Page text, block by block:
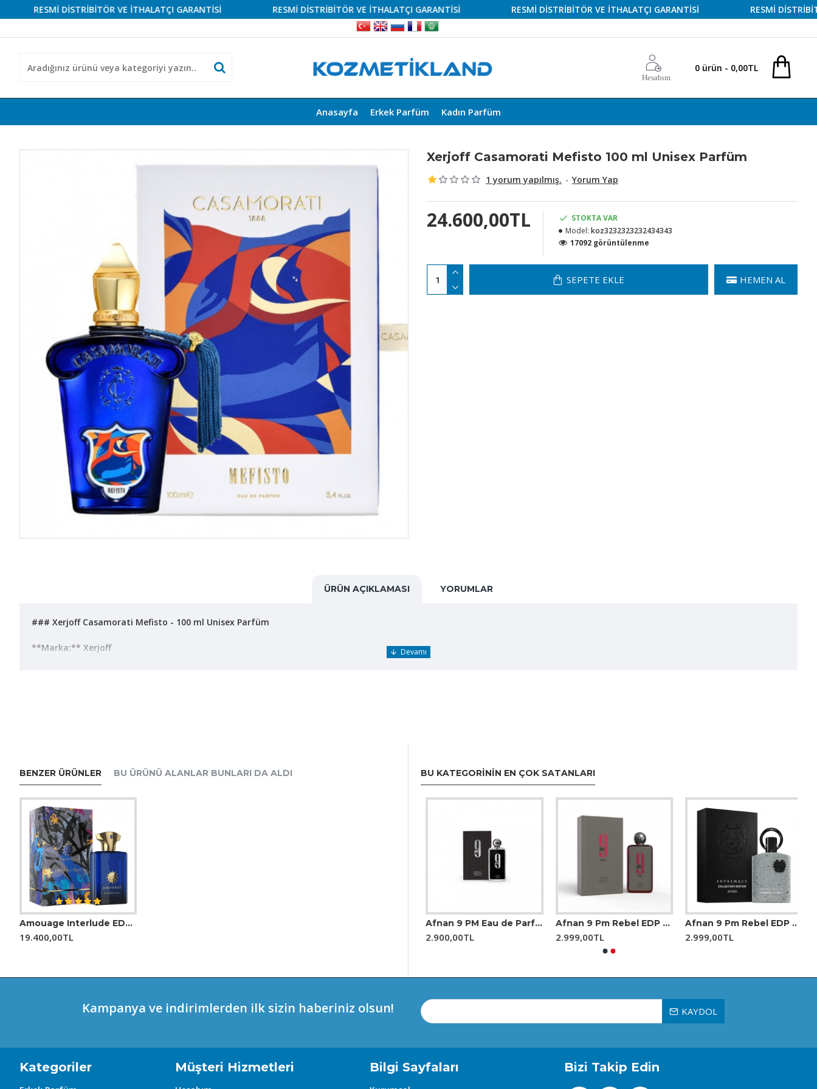
RESMİ DİSTRİBİTÖR VE İTHALATÇI GARANTİSİ RESMİ DİSTRİBİTÖR VE İTHALATÇI GARANTİSİ RESMİ DİSTRİBİTÖR VE İTHALATÇI GARANTİSİ RESMİ DİSTRİBİTÖR
Hesabım
0 ürün - 0,00TL
Anasayfa Erkek Parfüm Kadın Parfüm
Xerjoff Casamorati Mefisto 100 ml Unisex Parfüm
1 yorum yapılmış. - Yorum Yap
24.600,00TL
STOKTA VAR
Model: koz3232323232434343
17092 görüntülenme
SEPETE EKLE HEMEN AL
ÜRÜN AÇIKLAMASI YORUMLAR
### Xerjoff Casamorati Mefisto - 100 ml Unisex Parfüm
**Marka:** Xerjoff
#### Koku Notaları
- **Üst Notalar:**
- **Bergamot:** Ferahlatıcı ve canlı bir başlangıç sağlar.
- **Limon:** Taze ve canlandırıcı bir nota ekleyerek enerji katar.
- **Narenciye:** Farklı citrus notaları, parfüme canlandırıcı bir doku ekler.
- **Orta Notalar:**
- **Gül:** Feminen ve zarif bir floral nota sunar.
- **Lavanta:** Aromatik ve rahatlatıcı bir doku ile parfümün derinliğini artırır.
- **Baharatlar:** Hafif baharatlı notalar, parfüme zenginlik katar.
- **Alt Notalar:**
- **Amber:** Sıcak ve etkileyici bir kapanış sağlar.
#### Şişe Tasarımı
Xerjoff Casamorati Mefisto, lüks bir şişe tasarımıyla dikkat çeker. Zarif ve klasik hatlara sahip olan şişe, değerli bir parça olarak banyolarınızı veya makyaj masalarınızı süsler.
Mefisto, hem gündüz hem de gece kullanımı için uygundur. Ofiste, sosyal etkinliklerde ya da romantik buluşmalarda mükemmel bir seçimdir. Unisex yapısıyla hem erkekler hem
BENZER ÜRÜNLER BU ÜRÜNÜ ALANLAR BUNLARI DA ALDI
Amouage Interlude EDP 100 Ml Erkek Parfüm
19.400,00TL
BU KATEGORININ EN ÇOK SATANLARI
Afnan 9 PM Eau de Parfum EDP 100 ml Erkek Parfüm
2.900,00TL
Afnan 9 Pm Rebel EDP 100 ml Unisex Parfüm
2.999,00TL
Afnan 9 Pm Rebel EDP 100 ml Unisex Parfüm
2.999,00TL
Kampanya ve indirimlerden ilk sizin haberiniz olsun! KAYDOL
Kategoriler Müşteri Hizmetleri Bilgi Sayfaları Bizi Takip Edin